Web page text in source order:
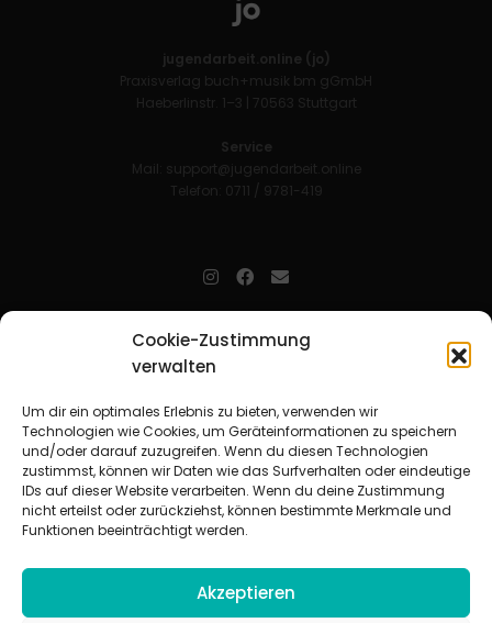
Cookie-Zustimmung
verwalten
Um dir ein optimales Erlebnis zu bieten, verwenden wir
Technologien wie Cookies, um Geräteinformationen zu speichern
und/oder darauf zuzugreifen. Wenn du diesen Technologien
zustimmst, können wir Daten wie das Surfverhalten oder eindeutige
IDs auf dieser Website verarbeiten. Wenn du deine Zustimmung
nicht erteilst oder zurückziehst, können bestimmte Merkmale und
Funktionen beeinträchtigt werden.
Akzeptieren
jugendarbeit.online (jo)
Praxisverlag buch+musik bm gGmbH
Haeberlinstr. 1–3 | 70563 Stuttgart
Service
Mail: support@jugendarbeit.online
Telefon: 0711 / 9781-419
Mitarbeitende in der christlichen Kinder-, Jugend- und jungen
Erwachsenenarbeit. Aufjofindet man unkompliziert und schnell
Beziehungsarbeit.
Beteiligte Verbände
CVJM-Landesverband Bayern e. V. |CVJM-Gesamtverband in
Deutschland e. V.
CVJM-Westbund e. V.|Deutscher Jugendverband „Entschieden für
Christus“ e. V.